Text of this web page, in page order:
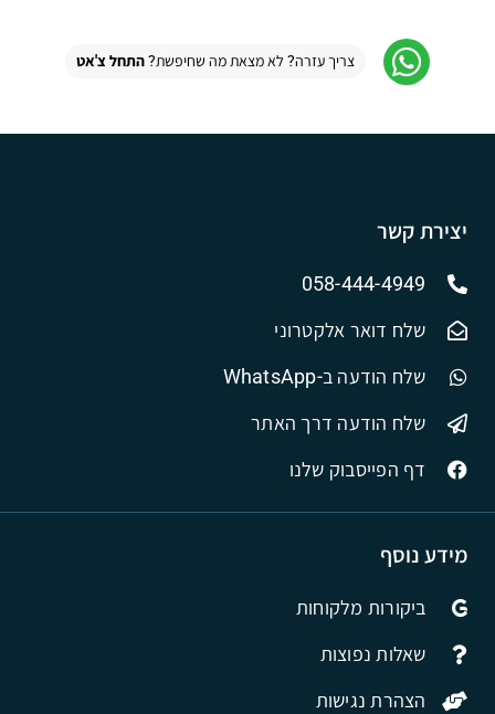
צריך עזרה? לא מצאת מה שחיפשת?התחל צ'אט
מידע נוסף
ביקורות מלקוחות
שאלות נפוצות
הצהרת נגישות
יצירת קשר
058-444-4949
שלח דואר אלקטרוני
שלח הודעה ב-WhatsApp
שלח הודעה דרך האתר
דף הפייסבוק שלנו